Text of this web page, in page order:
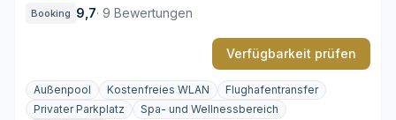
Booking 9,7· 9 Bewertungen
Verfügbarkeit prüfen
Außenpool Kostenfreies WLAN
Flughafentransfer
Privater Parkplatz
Spa- und Wellnessbereich